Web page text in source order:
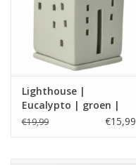
Lighthouse |
Eucalypto | groen |
Räder
€19,99 €15,99